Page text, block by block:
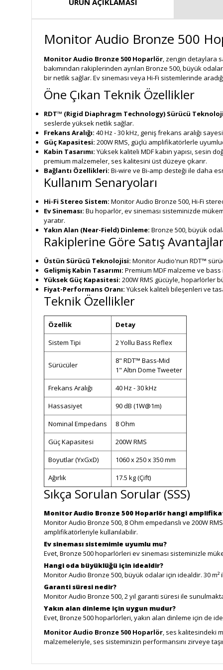
Monitor Audio Bronze 500
Monitor Audio Bronze 500 Hoparlör , zengin detaylara
bakımından rakiplerinden ayrılan Bronze 500, büyük
bir netlik sağlar. Ev sineması veya Hi-Fi sistemlerinde
Öne Çıkan Teknik Özellikler
RDT™ (Rigid Diaphragm Technology) Sürücü
seslerde yüksek netlik sağlar.
Frekans Aralığı: 40 Hz - 30 kHz, geniş frekans aralığı
Güç Kapasitesi: 200W RMS, güçlü amplifikatörlerle
Kabin Tasarımı: Yüksek kaliteli MDF kabin yapısı, sesin
premium malzemeler, ses kalitesini üst düzeye çıkarır.
Bağlantı Özellikleri: Bi-wire ve Bi-amp desteği ile daha
Kullanım Senaryoları
Hi-Fi Stereo Sistem: Monitor Audio Bronze 500, Hi-Fi
Ev Sineması: Bu hoparlör, ev sineması sisteminizde
yaratır.
Yakın Alan (Near-Field) Dinleme: Bronze 500, büyük
Rakiplerine Göre Satış
Üstün Sürücü Teknolojisi: Monitor Audio'nun RDT™
Gelişmiş Kabin Tasarımı: Premium MDF malzeme ve
Yüksek Güç Kapasitesi: 200W RMS gücüyle, hoparlörler
Fiyat-Performans Oranı: Yüksek kaliteli bileşenleri ve
Teknik Özellikler
Özellik
Detay
Sistem Tipi
2 Yollu Bass Reflex
Sürücüler
8" RDT™ Bass-Mid
1" Altın Dome Tweeter
Frekans Aralığı
40 Hz - 30 kHz
Hassasiyet
90 dB (1W@1m)
Nominal Empedans
8 Ohm
Güç Kapasitesi
200W RMS
Boyutlar (YxGxD)
1060 x 250 x 350 mm
Ağırlık
17.5 kg (Çift)
Sıkça Sorulan Sorular (SSS)
Monitor Audio Bronze 500 Hoparlör hangi
Monitor Audio Bronze 500, 8 Ohm empedanslı ve 200W
amplifikatörleriyle kullanılabilir.
Ev sineması sistemimle uyumlu mu?
Evet, Bronze 500 hoparlörleri ev sineması sisteminizle
Hangi oda büyüklüğü için idealdir?
Monitor Audio Bronze 500, büyük odalar için idealdir. 30
Garanti süresi nedir?
Monitor Audio Bronze 500, 2 yıl garanti süresi ile
Yakın alan dinleme için uygun mudur?
Evet, Bronze 500 hoparlörleri, yakın alan dinleme için de
Monitor Audio Bronze 500 Hoparlör , ses kalitesindeki
malzemeleriyle, ses sisteminizin performansını zirveye